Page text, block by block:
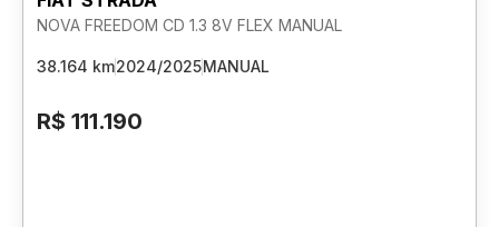
NOVA FREEDOM CD 1.3 8V FLEX MANUAL
38.164 km2024/2025MANUAL
R$ 111.190